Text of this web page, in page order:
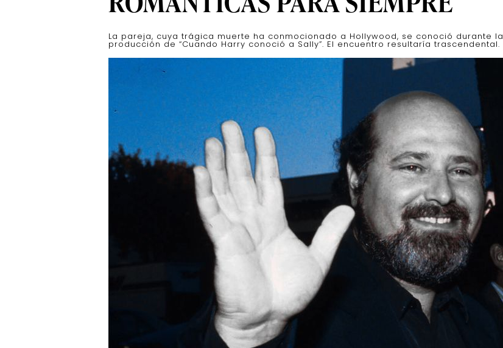
La pareja, cuya trágica muerte ha conmocionado a Hollywood, se conoció durante la
producción de “Cuando Harry conoció a Sally”. El encuentro resultaría trascendental.